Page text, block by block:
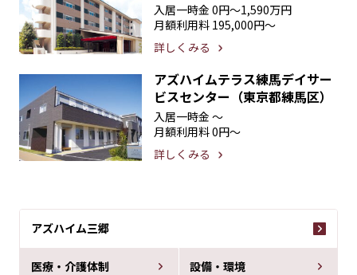
アズハイム三郷
医療・介護体制 設備・環境
入居一時金 0円〜1,590万円
月額利用料 195,000円〜
詳しくみる
アズハイムテラス練馬デイサー
ビスセンター（東京都練馬区）
入居一時金 〜
月額利用料0円〜
詳しくみる